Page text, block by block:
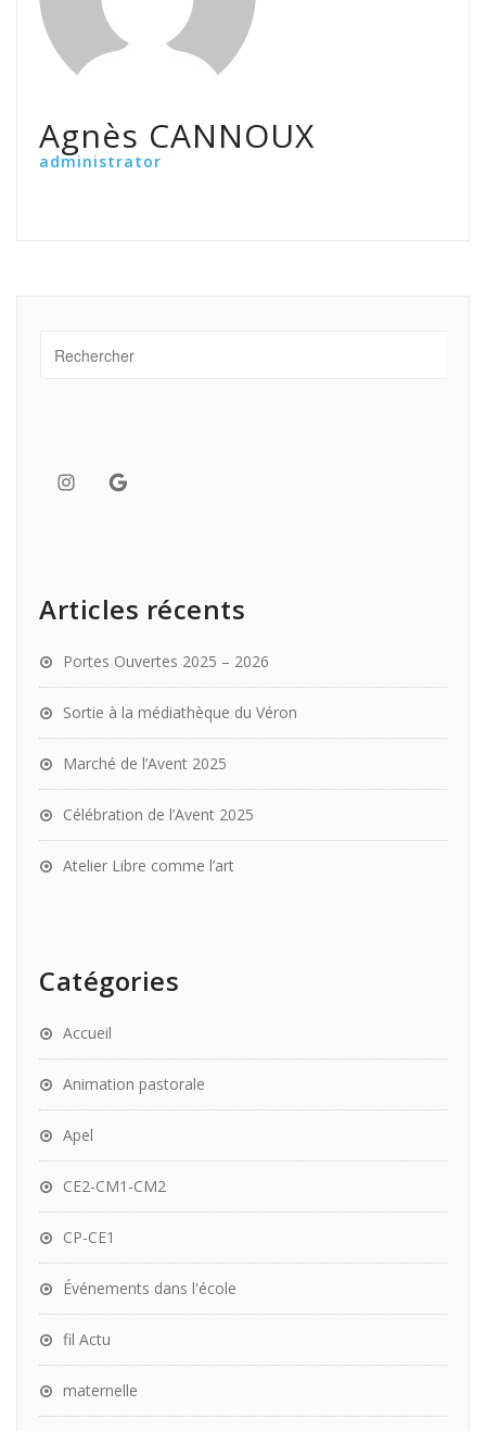
Agnès CANNOUX
administrator
Instagram
Google
Articles récents
Portes Ouvertes 2025 – 2026
Sortie à la médiathèque du Véron
Marché de l’Avent 2025
Célébration de l’Avent 2025
Atelier Libre comme l’art
Catégories
Accueil
Animation pastorale
Apel
CE2-CM1-CM2
CP-CE1
Événements dans l'école
fil Actu
maternelle